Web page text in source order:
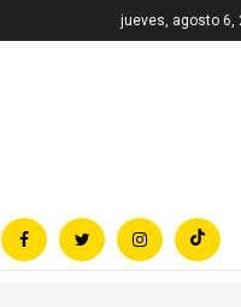
jueves, agosto 6,